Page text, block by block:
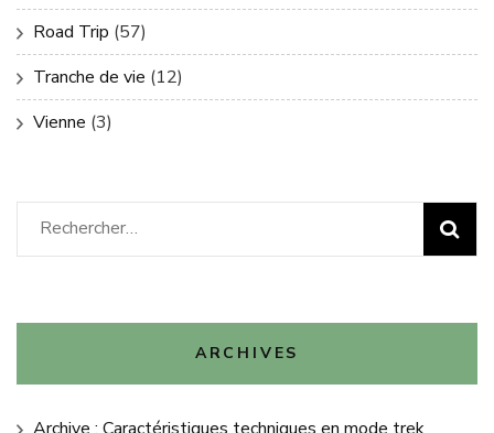
Road Trip (57)
Tranche de vie (12)
Vienne (3)
Rechercher :
ARCHIVES